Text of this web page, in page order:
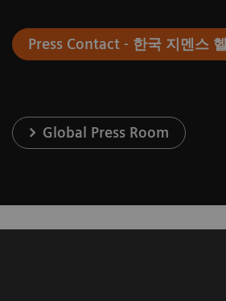
Press Contact - 한국 지멘스
Global Press Room